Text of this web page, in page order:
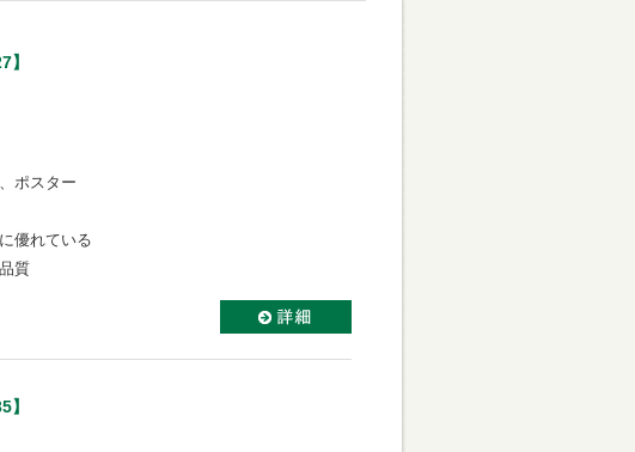
】
ポスター
優れている
質
】